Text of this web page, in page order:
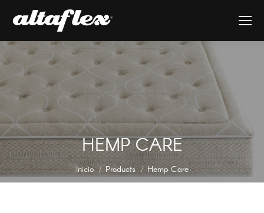
HEMP CARE
Estás aquí:
Inicio Products Hemp Care